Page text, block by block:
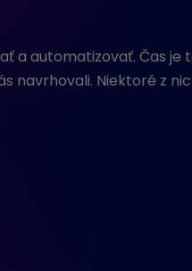
a automatizovať. Čas je
navrhovali. Niektoré z